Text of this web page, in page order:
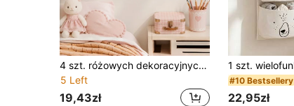
4 szt. różowych dekoracyjnych haczyków ściennych w kształcie motyla, haczyki do wieszania bez wiercenia, idealne do dekoracji pokoju dziewczynki
5 Left
19,43zł
#10 Bestsellery
22,95zł